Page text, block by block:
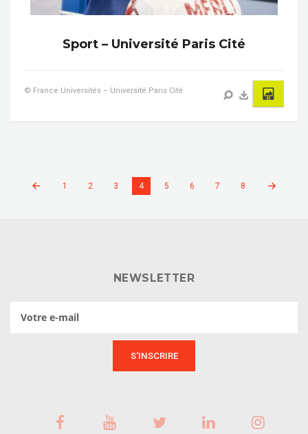
Sport – Université Paris Cité
© France Universités – Université Paris Cité
1 2 3 4 5 6 7 8
NEWSLETTER